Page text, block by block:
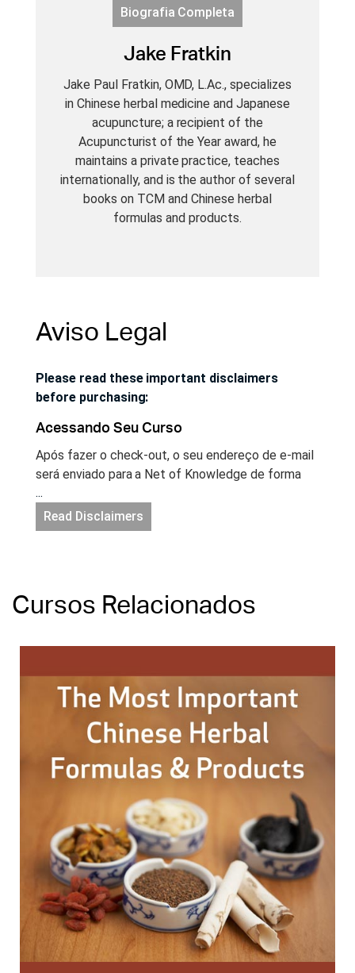
Biografia Completa
Jake Fratkin
Jake Paul Fratkin, OMD, L.Ac., specializes
in Chinese herbal medicine and Japanese
acupuncture; a recipient of the
Acupuncturist of the Year award, he
maintains a private practice, teaches
internationally, and is the author of several
books on TCM and Chinese herbal
formulas and products.
Aviso Legal
Please read these important disclaimers
before purchasing:
Acessando Seu Curso
Após fazer o check-out, o seu endereço de e-mail
será enviado para a Net of Knowledge de forma
segura e você terá acesso instantâneo ao seu
curso. Se você ainda não possui uma conta no site
Net of Knowledge, uma conta será criada para
comece a aprender!
Acesso Ilimitado & CEUs
Você terá acesso ilimitado a este curso enquanto
ele estiver disponível na Net of Knowledge, para
que você continue aprendendo e possa revisá-lo
ao longo dos anos.
Você tem 1 ano a contar da data da compra para
completar os requisitos dos CEUs. Neste período,
você deverá assistir o treinamento e completar
quaisquer documentos necessários para obter seu
certificado. Você também deverá imprimir e salvar
seu certificado para seus próprios registros.
Política de Cancelamento
Favor observar que não oferecemos reembolso
para nossos webinários/cursos online gravados
...
Read Disclaimers
Cursos Relacionados